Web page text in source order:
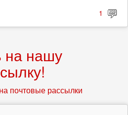
1
на нашу
почтовые рассылки